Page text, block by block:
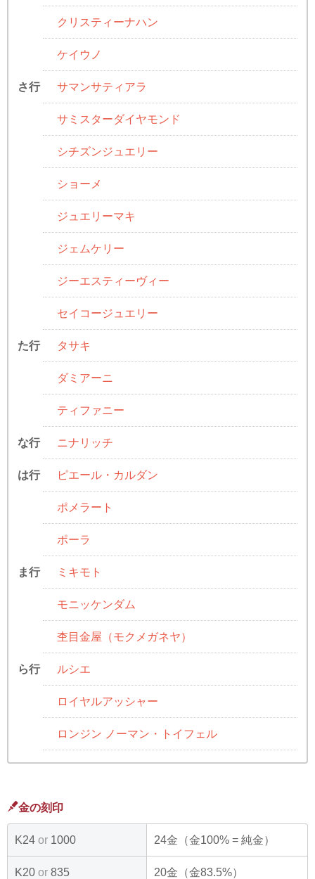
クリスティーナハン
ケイウノ
さ行 サマンサティアラ
サミスターダイヤモンド
シチズンジュエリー
ショーメ
ジュエリーマキ
ジェムケリー
ジーエスティーヴィー
セイコージュエリー
た行 タサキ
ダミアーニ
ティファニー
な行 ニナリッチ
は行 ピエール・カルダン
ポメラート
ポーラ
ま行 ミキモト
モニッケンダム
杢目金屋（モクメガネヤ）
ら行 ルシエ
ロイヤルアッシャー
ロンジン ノーマン・トイフェル
金の刻印
K24 or 1000 24金（金100% = 純金）
K20 or 835 20金（金83.5%）